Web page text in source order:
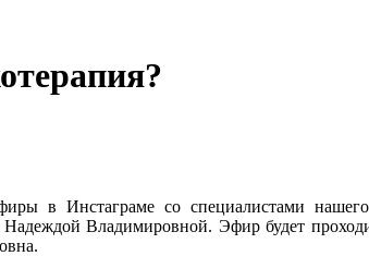
в Инстаграме со специалистами
Владимировной. Эфир будет